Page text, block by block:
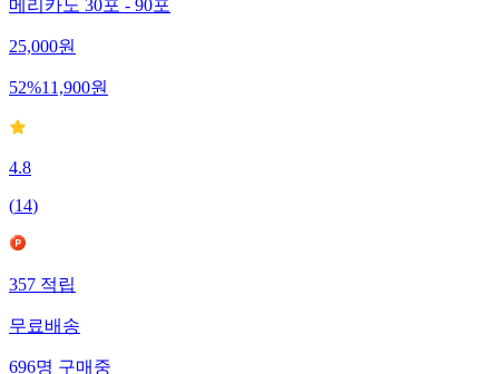
메리카노 30포 - 90포
25,000원
52%11,900원
4.8
(14)
357적립
무료배송